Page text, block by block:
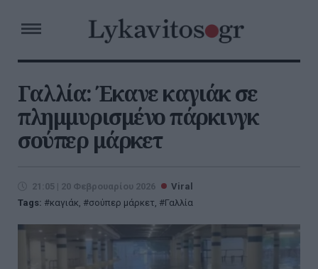
Γαλλία: Έκανε καγιάκ σε
πλημμυρισμένο πάρκινγκ
σούπερ μάρκετ
21:05 | 20 Φεβρουαρίου 2026
Viral
Tags:
καγιάκ, σούπερ μάρκετ, Γαλλία